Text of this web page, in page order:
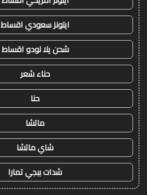
ايتونز سعودي اقساط
شحن يلا لودو اقساط
حناء شعر
حنا
ماتشا
شاي ماتشا
شدات ببجي تمارا